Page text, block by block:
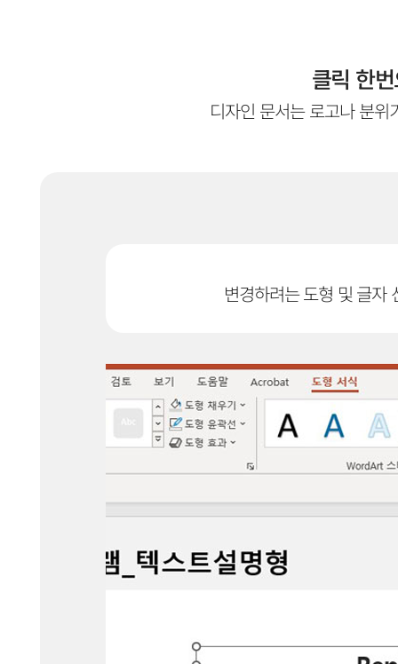
클릭 한
디자인 문서는 로고나 분
변경하려는 도형 및 글자